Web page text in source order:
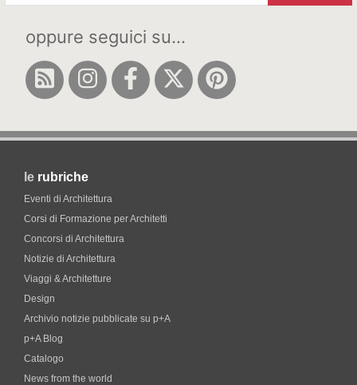
oppure seguici su...
le rubriche
Eventi di Architettura
Corsi di Formazione per Architetti
Concorsi di Architettura
Notizie di Architettura
Viaggi & Architetture
Design
Archivio notizie pubblicate su p+A
p+A Blog
Catalogo
News from the world